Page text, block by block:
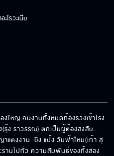
ไรวะเนี่ย
นก็ไปเลย
ถึงไม่อยากเจอ
งใหญ่ คนงานทั้งหมดท้องร่วงเข้าโรง
ง ราวรรณ) ตกเป็นผู้ต้องสงสัย..
แต่งงาน  ยิ่ง แป้ง วันฟ้าใหม่(เก้า สุ
รานไปทั่ว ความสัมพันธ์ของทั้งสอง